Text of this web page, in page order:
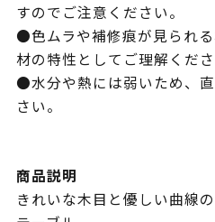
すのでご注意ください。
●色ムラや補修痕が見られ
材の特性としてご理解くださ
●水分や熱には弱いため、
さい。
商品説明
きれいな木目と優しい曲線